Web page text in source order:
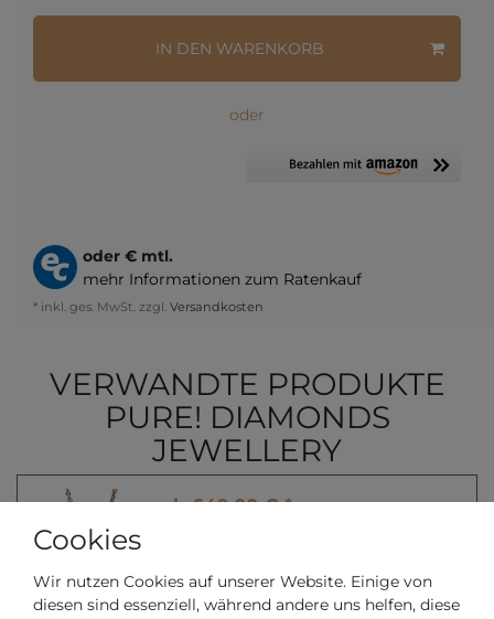
IN DEN WARENKORB
oder
oder € mtl.
mehr Informationen zum Ratenkauf
* inkl. ges. MwSt. zzgl. Versandkosten
VERWANDTE PRODUKTE
PURE! DIAMONDS
JEWELLERY
ab 649,00 € *
*inkl. ges. MwSt. zzgl. Versandkosten
Cookies
Wir nutzen Cookies auf unserer Website. Einige von
diesen sind essenziell, während andere uns helfen, diese